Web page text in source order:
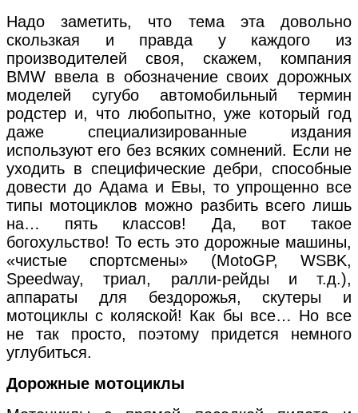
Надо заметить, что тема эта довольно
скользкая и правда у каждого из
производителей своя, скажем, компания
BMW ввела в обозначение своих дорожных
моделей сугубо автомобильный термин
родстер и, что любопытно, уже который год
даже специализированные издания
используют его без всяких сомнений. Если не
уходить в специфические дебри, способные
довести до Адама и Евы, то упрощенно все
типы мотоциклов можно разбить всего лишь
на… пять классов! Да, вот такое
богохульство! То есть это дорожные машины,
«чистые спортсмены» (MotoGP, WSBK,
Speedway, триал, ралли-рейды и т.д.),
аппараты для бездорожья, скутеры и
мотоциклы с коляской! Как бы все… Но все
не так просто, поэтому придется немного
углубиться.
Дорожные мотоциклы